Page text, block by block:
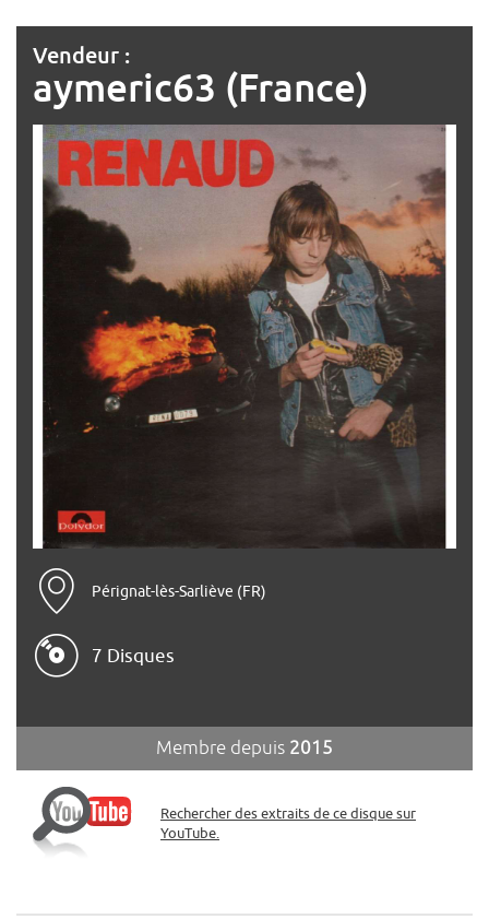
Vendeur :
aymeric63 (France)
Pérignat-lès-Sarliève (FR)
7 Disques
Membre depuis 2015
Rechercher des extraits de ce disque sur
YouTube.